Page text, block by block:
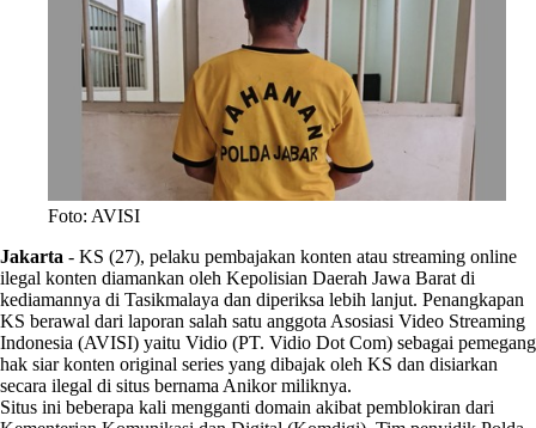
Foto: AVISI
Jakarta - KS (27), pelaku pembajakan konten atau streaming online
ilegal konten diamankan oleh Kepolisian Daerah Jawa Barat di
kediamannya di Tasikmalaya dan diperiksa lebih lanjut. Penangkapan
KS berawal dari laporan salah satu anggota Asosiasi Video Streaming
Indonesia (AVISI) yaitu Vidio (PT. Vidio Dot Com) sebagai pemegang
hak siar konten original series yang dibajak oleh KS dan disiarkan
secara ilegal di situs bernama Anikor miliknya.
Situs ini beberapa kali mengganti domain akibat pemblokiran dari